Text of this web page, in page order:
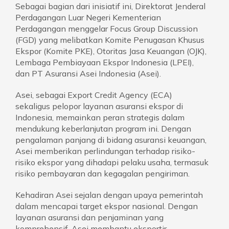
Sebagai bagian dari inisiatif ini, Direktorat Jenderal
Perdagangan Luar Negeri Kementerian
Perdagangan menggelar Focus Group Discussion
(FGD) yang melibatkan Komite Penugasan Khusus
Ekspor (Komite PKE), Otoritas Jasa Keuangan (OJK),
Lembaga Pembiayaan Ekspor Indonesia (LPEI),
dan PT Asuransi Asei Indonesia (Asei).
Asei, sebagai Export Credit Agency (ECA)
sekaligus pelopor layanan asuransi ekspor di
Indonesia, memainkan peran strategis dalam
mendukung keberlanjutan program ini. Dengan
pengalaman panjang di bidang asuransi keuangan,
Asei memberikan perlindungan terhadap risiko-
risiko ekspor yang dihadapi pelaku usaha, termasuk
risiko pembayaran dan kegagalan pengiriman.
Kehadiran Asei sejalan dengan upaya pemerintah
dalam mencapai target ekspor nasional. Dengan
layanan asuransi dan penjaminan yang